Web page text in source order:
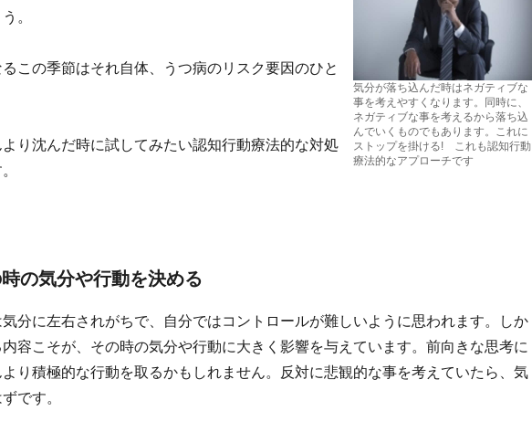
気分が落ち込んだ時はネガティブな
事を考えやすくなります。同時に、
ネガティブな事を考えるから落ち込
んでいくものでもあります。これに
ストップを掛ける! これも認知行動
療法的なアプローチです
。
この季節はそれ自体、うつ病のリスク要因のひと
り沈んだ時に試してみたい認知行動療法的な対処
の気分や行動を決める
分に左右されがちで、自分ではコントロールが難しいように思われます。しか
容こそが、その時の気分や行動に大きく影響を与えています。前向きな思考に
り積極的な行動を取るかもしれません。反対に悲観的な事を考えていたら、気
です。